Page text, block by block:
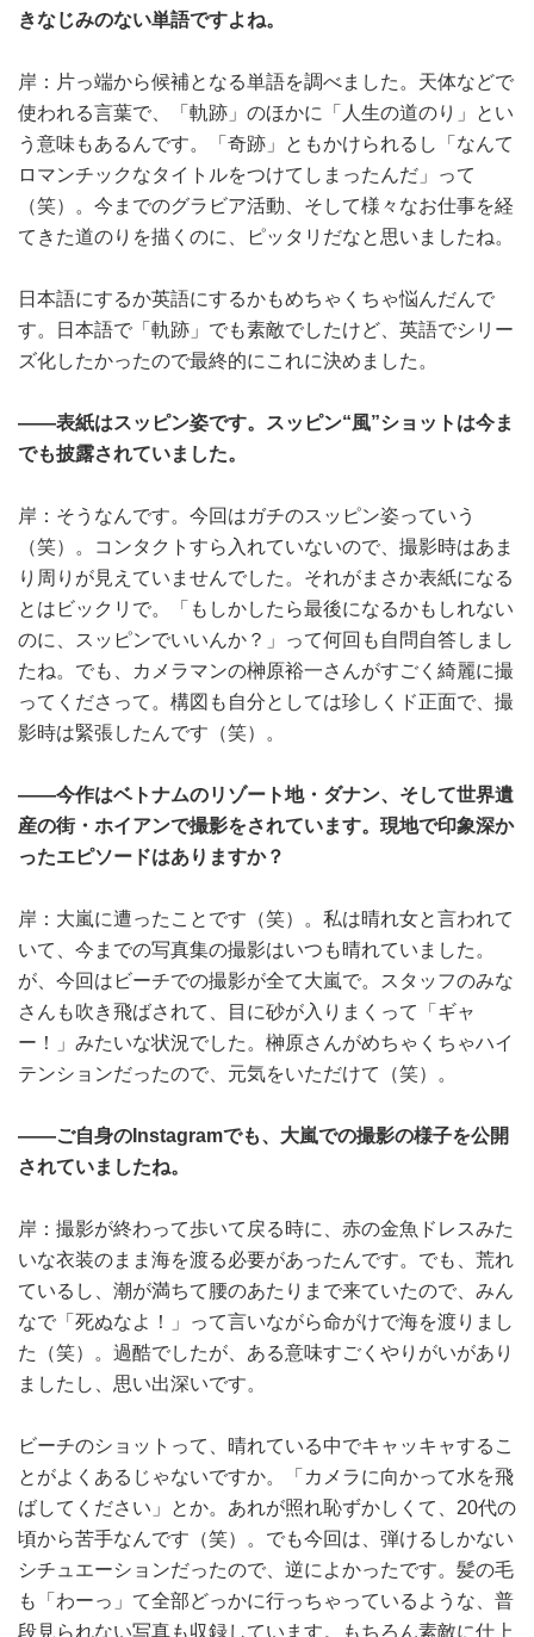
きなじみのない単語ですよね。
岸：片っ端から候補となる単語を調べました。天体などで
使われる言葉で、「軌跡」のほかに「人生の道のり」とい
う意味もあるんです。「奇跡」ともかけられるし「なんて
ロマンチックなタイトルをつけてしまったんだ」って
（笑）。今までのグラビア活動、そして様々なお仕事を経
てきた道のりを描くのに、ピッタリだなと思いましたね。
日本語にするか英語にするかもめちゃくちゃ悩んだんで
す。日本語で「軌跡」でも素敵でしたけど、英語でシリー
ズ化したかったので最終的にこれに決めました。
――表紙はスッピン姿です。スッピン“風”ショットは今ま
でも披露されていました。
岸：そうなんです。今回はガチのスッピン姿っていう
（笑）。コンタクトすら入れていないので、撮影時はあま
り周りが見えていませんでした。それがまさか表紙になる
とはビックリで。「もしかしたら最後になるかもしれない
のに、スッピンでいいんか？」って何回も自問自答しまし
たね。でも、カメラマンの榊原裕一さんがすごく綺麗に撮
ってくださって。構図も自分としては珍しくド正面で、撮
影時は緊張したんです（笑）。
――今作はベトナムのリゾート地・ダナン、そして世界遺
産の街・ホイアンで撮影をされています。現地で印象深か
ったエピソードはありますか？
岸：大嵐に遭ったことです（笑）。私は晴れ女と言われて
いて、今までの写真集の撮影はいつも晴れていました。
が、今回はビーチでの撮影が全て大嵐で。スタッフのみな
さんも吹き飛ばされて、目に砂が入りまくって「ギャ
ー！」みたいな状況でした。榊原さんがめちゃくちゃハイ
テンションだったので、元気をいただけて（笑）。
――ご自身のInstagramでも、大嵐での撮影の様子を公開
されていましたね。
岸：撮影が終わって歩いて戻る時に、赤の金魚ドレスみた
いな衣装のまま海を渡る必要があったんです。でも、荒れ
ているし、潮が満ちて腰のあたりまで来ていたので、みん
なで「死ぬなよ！」って言いながら命がけで海を渡りまし
た（笑）。過酷でしたが、ある意味すごくやりがいがあり
ましたし、思い出深いです。
ビーチのショットって、晴れている中でキャッキャするこ
とがよくあるじゃないですか。「カメラに向かって水を飛
ばしてください」とか。あれが照れ恥ずかしくて、20代の
頃から苦手なんです（笑）。でも今回は、弾けるしかない
シチュエーションだったので、逆によかったです。髪の毛
も「わーっ」て全部どっかに行っちゃっているような、普
段見られない写真も収録しています。もちろん素敵に仕上